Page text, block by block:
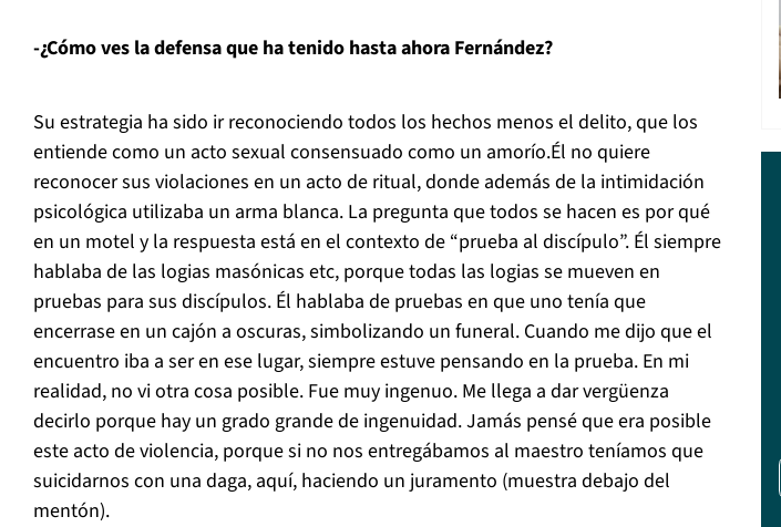
-¿Cómo ves la defensa que ha tenido hasta ahora Fernández?
Su estrategia ha sido ir reconociendo todos los hechos menos el delito, que los
entiende como un acto sexual consensuado como un amorío.Él no quiere
reconocer sus violaciones en un acto de ritual, donde además de la intimidación
psicológica utilizaba un arma blanca. La pregunta que todos se hacen es por qué
en un motel y la respuesta está en el contexto de “prueba al discípulo”. Él siempre
hablaba de las logias masónicas etc, porque todas las logias se mueven en
pruebas para sus discípulos. Él hablaba de pruebas en que uno tenía que
encerrase en un cajón a oscuras, simbolizando un funeral. Cuando me dijo que el
encuentro iba a ser en ese lugar, siempre estuve pensando en la prueba. En mi
realidad, no vi otra cosa posible. Fue muy ingenuo. Me llega a dar vergüenza
decirlo porque hay un grado grande de ingenuidad. Jamás pensé que era posible
este acto de violencia, porque si no nos entregábamos al maestro teníamos que
suicidarnos con una daga, aquí, haciendo un juramento (muestra debajo del
mentón).